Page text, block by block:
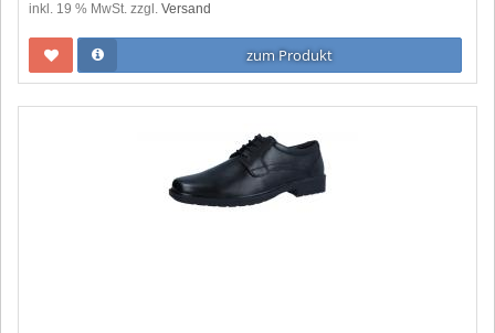
inkl. 19 % MwSt. zzgl. Versand
zum Produkt